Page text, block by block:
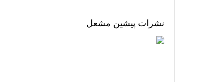
نشرات پیشین مشعل